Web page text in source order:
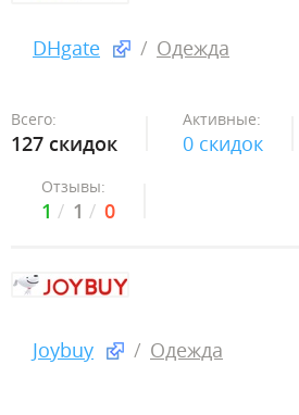
DHgate Одежда
Всего:
127 скидок
Активные:
0 скидок
Отзывы:
1 1 0
Joybuy Одежда